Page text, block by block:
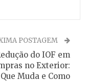
POSTAGEM
do IOF em
no Exterior:
Que Muda e Como